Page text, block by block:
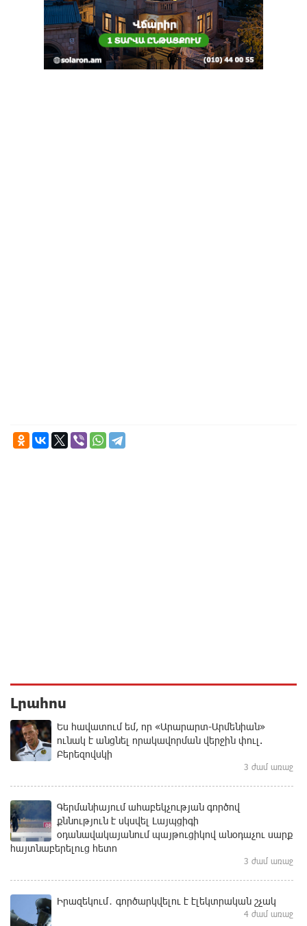
Լրահոս
Ես հավատում եմ, որ «Արարարտ-Արմենիան»
ունակ է անցնել որակավորման վերջին փուլ.
Բերեզովսկի
3 ժամ առաջ
Գերմանիայում ահաբեկչության գործով
քննություն է սկսվել Լայպցիգի
օդանավակայանում պայթուցիկով անօդաչու սարք
հայտնաբերելուց հետո
3 ժամ առաջ
Իրազեկում․ գործարկվելու է էլեկտրական շչակ
4 ժամ առաջ